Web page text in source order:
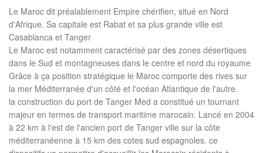
Le Maroc dit préalablement Empire chérifien, situé en Nord
d'Afrique. Sa capitale est Rabat et sa plus grande ville est
Casablanca et Tanger
Le Maroc est notamment caractérisé par des zones désertiques
dans le Sud et montagneuses dans le centre et nord du royaume
Grâce à ça position stratégique le Maroc comporte des rives sur
la mer Méditerranée d'un côté et l'océan Atlantique de l'autre.
la construction du port de Tanger Med a constitué un tournant
majeur en termes de transport maritime marocain. Lancé en 2004
à 22 km à l'est de l'ancien port de Tanger ville sur la côte
méditerranéenne à 15 km des cotes sud espagnoles. ce